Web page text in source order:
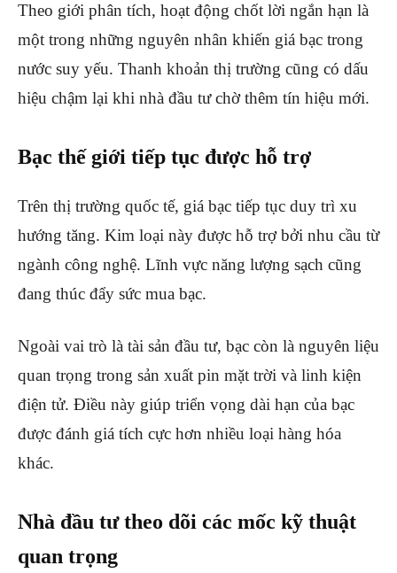
Theo giới phân tích, hoạt động chốt lời ngắn hạn là
một trong những nguyên nhân khiến giá bạc trong
nước suy yếu. Thanh khoản thị trường cũng có dấu
hiệu chậm lại khi nhà đầu tư chờ thêm tín hiệu mới.
Bạc thế giới tiếp tục được hỗ trợ
Trên thị trường quốc tế, giá bạc tiếp tục duy trì xu
hướng tăng. Kim loại này được hỗ trợ bởi nhu cầu từ
ngành công nghệ. Lĩnh vực năng lượng sạch cũng
đang thúc đẩy sức mua bạc.
Ngoài vai trò là tài sản đầu tư, bạc còn là nguyên liệu
quan trọng trong sản xuất pin mặt trời và linh kiện
điện tử. Điều này giúp triển vọng dài hạn của bạc
được đánh giá tích cực hơn nhiều loại hàng hóa
khác.
Nhà đầu tư theo dõi các mốc kỹ thuật
quan trọng